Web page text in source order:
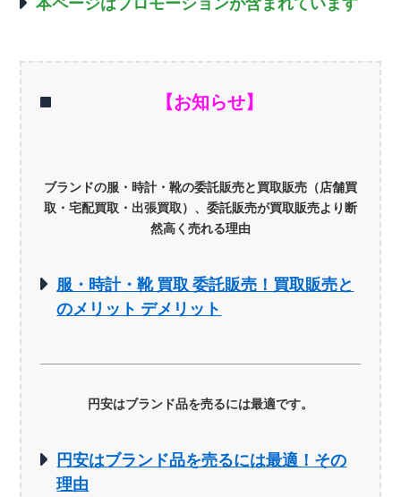
【お知らせ】
ブランドの服・時計・靴の委託販売と買取販売（店舗買
取・宅配買取・出張買取）、委託販売が買取販売より断
然高く売れる理由
服・時計・靴 買取 委託販売！買取販売と
のメリット デメリット
円安はブランド品を売るには最適です。
円安はブランド品を売るには最適！その
理由